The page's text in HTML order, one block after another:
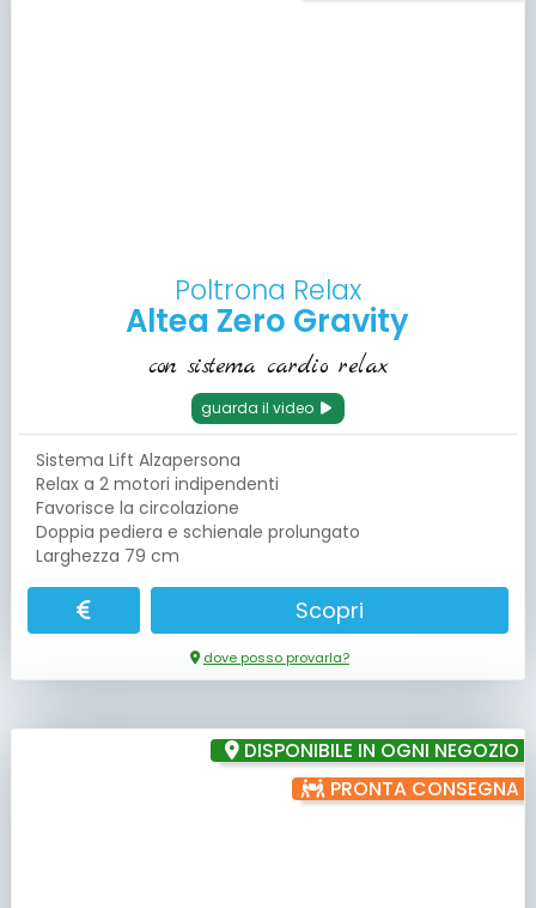
Poltrona Relax
Altea Zero Gravity
con sistema cardio relax
guarda il video
Sistema Lift Alzapersona
Relax a 2 motori indipendenti
Favorisce la circolazione
Doppia pediera e schienale prolungato
Larghezza 79 cm
Scopri
dove posso provarla?
DISPONIBILE IN OGNI NEGOZIO
PRONTA CONSEGNA